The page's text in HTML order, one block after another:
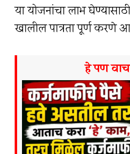
या योजनांचा लाभ
खालील पात्रता पूर्ण
हे पण